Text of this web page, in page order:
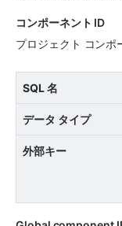
コンポーネント ID
プロジェクト コンポ
SQL 名
データ タイプ
外部キー